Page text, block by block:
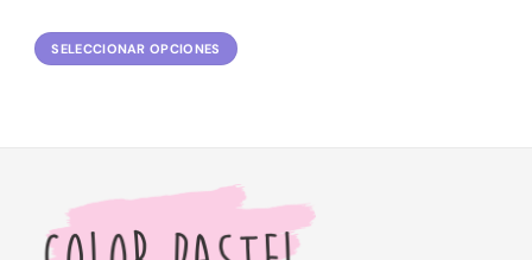
SELECCIONAR OPCIONES
Las
opciones
se